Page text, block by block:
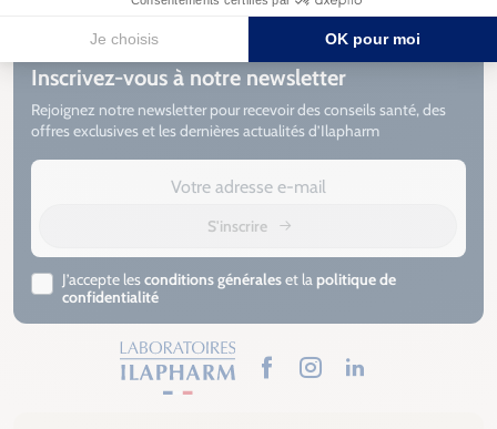
française Livraison sous
Inscrivez-vous à notre newsletter
Rejoignez notre newsletter pour recevoir des conseils santé, des
offres exclusives et les dernières actualités d’Ilapharm
S'inscrire
J’accepte lesconditions généraleset la politique de
confidentialité
FacebookInstagramLinkedIn